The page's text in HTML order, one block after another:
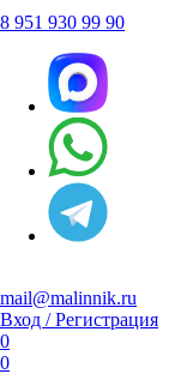
8 951 930 99 90
mail@malinnik.ru
Вход / Регистрация
0
0